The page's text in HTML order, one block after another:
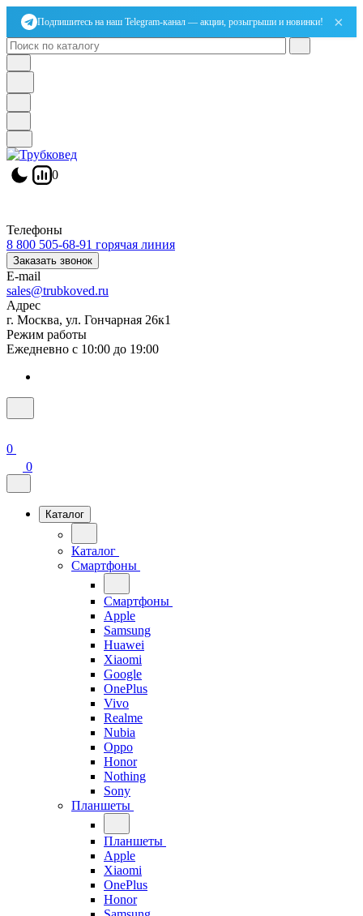
Подпишитесь на наш Telegram-канал — акции, розыгрыши и новинки! ×
0
Телефоны
8 800 505-68-91 горячая линия
Заказать звонок
E-mail
sales@trubkoved.ru
Адрес
г. Москва, ул. Гончарная 26к1
Режим работы
Ежедневно с 10:00 до 19:00
0
0
Каталог
Каталог
Смартфоны
Смартфоны
Apple
Samsung
Huawei
Xiaomi
Google
OnePlus
Vivo
Realme
Nubia
Oppo
Honor
Nothing
Sony
Планшеты
Планшеты
Apple
Xiaomi
OnePlus
Honor